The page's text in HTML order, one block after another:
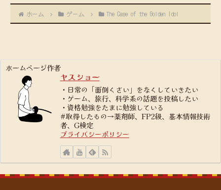
ホーム ゲーム The Case of the Golden Idol
ホームページ作者
ヤスショー
・日常の「面倒くさい」をなくしていきたい
・ゲーム、旅行、科学系の話題を投稿したい
・資格勉強をたまに勉強している
#取得したもの→薬剤師、FP2級、基本情報技術
者、G検定
プライバシーポリシー